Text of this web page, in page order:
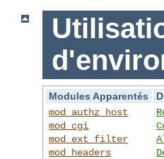
Modules Apparentés
mod_authz_host
mod_cgi
mod_ext_filter
mod_headers